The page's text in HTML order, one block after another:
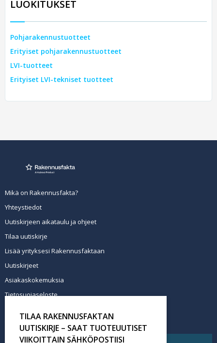
LUOKITUKSET
Pohjarakennustuotteet
Erityiset pohjarakennustuotteet
LVI-tuotteet
Erityiset LVI-tekniset tuotteet
Mikä on Rakennusfakta?
Yhteystiedot
Uutiskirjeen aikataulu ja ohjeet
Tilaa uutiskirje
Lisää yrityksesi Rakennusfaktaan
Uutiskirjeet
Asiakaskokemuksia
Tietosuojaseloste
Tilaa uutiskirje
TILAA RAKENNUSFAKTAN
UUTISKIRJE – SAAT TUOTEUUTISET
VIIKOITTAIN SÄHKÖPOSTIISI